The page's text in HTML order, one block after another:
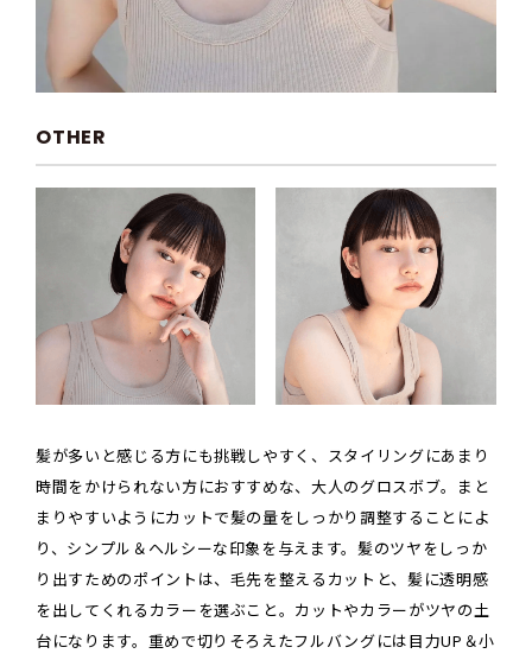
OTHER
髪が多いと感じる方にも挑戦しやすく、スタイリングにあまり
時間をかけられない方におすすめな、大人のグロスボブ。まと
まりやすいようにカットで髪の量をしっかり調整することによ
り、シンプル＆ヘルシーな印象を与えます。髪のツヤをしっか
り出すためのポイントは、毛先を整えるカットと、髪に透明感
を出してくれるカラーを選ぶこと。カットやカラーがツヤの土
台になります。重めで切りそろえたフルバングには目力UP＆小